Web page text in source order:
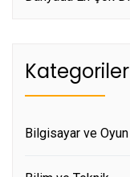
Kategoriler
Bilgisayar ve Oyun